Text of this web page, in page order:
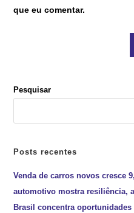
que eu comentar.
Pesquisar
Posts recentes
Venda de carros novos cresce
automotivo mostra resiliência,
Brasil concentra